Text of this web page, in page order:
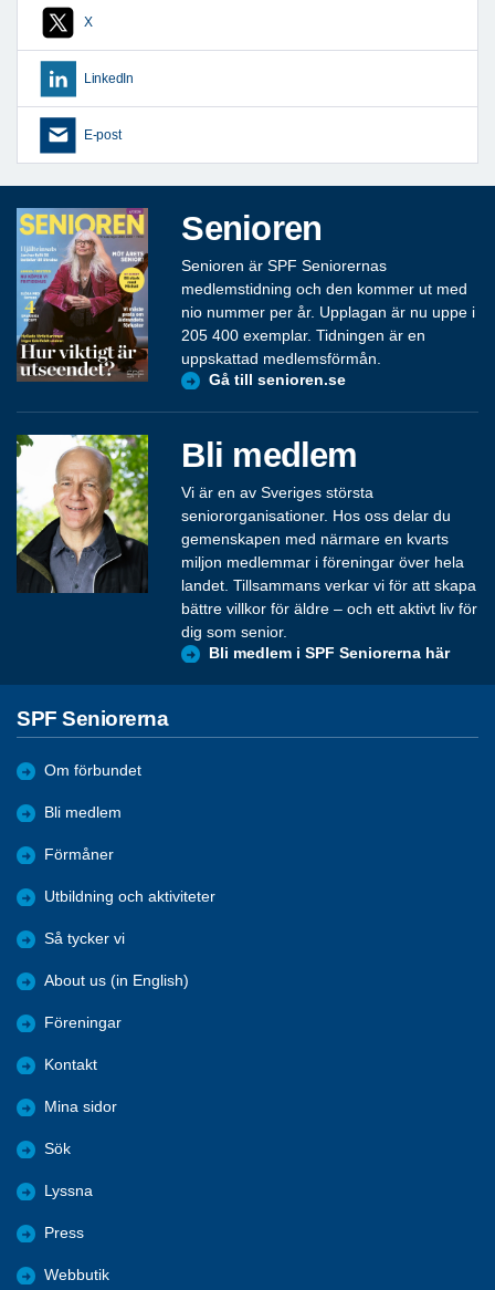
X
LinkedIn
E-post
Senioren
Senioren är SPF Seniorernas
medlemstidning och den kommer ut med
nio nummer per år. Upplagan är nu uppe i
205 400 exemplar. Tidningen är en
uppskattad medlemsförmån.
Gå till senioren.se
Bli medlem
Vi är en av Sveriges största
seniororganisationer. Hos oss delar du
gemenskapen med närmare en kvarts
miljon medlemmar i föreningar över hela
landet. Tillsammans verkar vi för att skapa
bättre villkor för äldre – och ett aktivt liv för
dig som senior.
Bli medlem i SPF Seniorerna här
SPF Seniorerna
Om förbundet
Bli medlem
Förmåner
Utbildning och aktiviteter
Så tycker vi
About us (in English)
Föreningar
Kontakt
Mina sidor
Sök
Lyssna
Press
Webbutik